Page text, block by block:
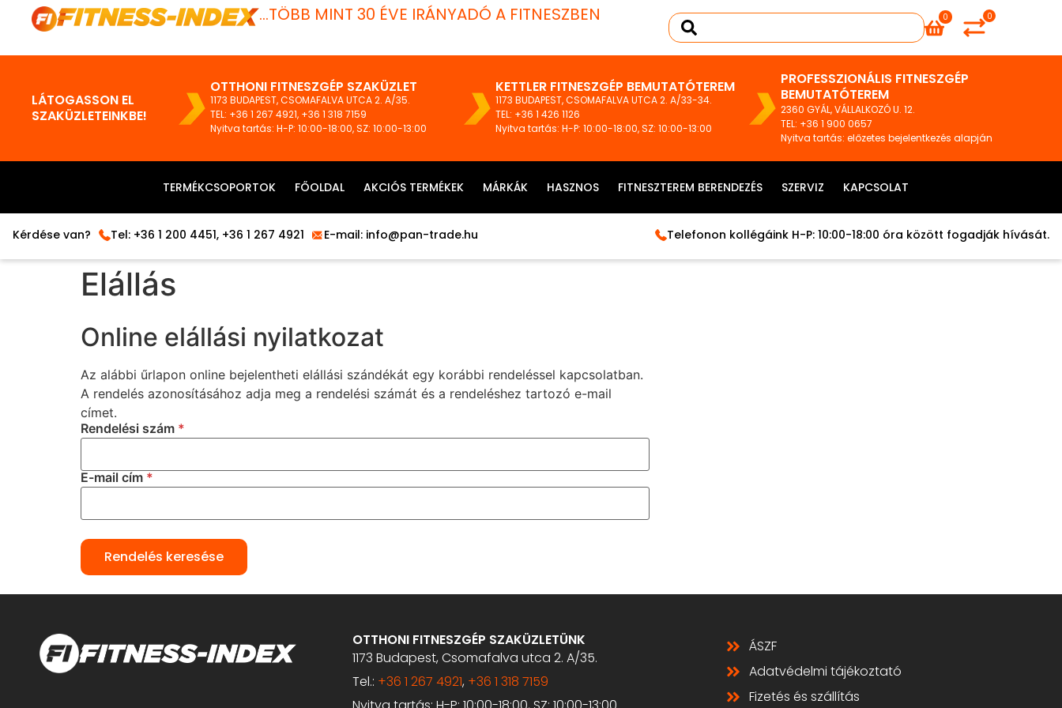
...TÖBB MINT 30 ÉVE IRÁNYADÓ A FITNESZBEN 0 0
LÁTOGASSON EL
SZAKÜZLETEINKBE!
OTTHONI FITNESZGÉP SZAKÜZLET
1173 BUDAPEST, CSOMAFALVA UTCA 2. A/35.
TEL: +36 1 267 4921, +36 1 318 7159
Nyitva tartás: H-P: 10:00-18:00, SZ: 10:00-13:00
KETTLER FITNESZGÉP BEMUTATÓTEREM
1173 BUDAPEST, CSOMAFALVA UTCA 2. A/33-34.
TEL: +36 1 426 1126
Nyitva tartás: H-P: 10:00-18:00, SZ: 10:00-13:00
PROFESSZIONÁLIS FITNESZGÉP
BEMUTATÓTEREM
2360 GYÁL, VÁLLALKOZÓ U. 12.
TEL: +36 1 900 0657
Nyitva tartás: előzetes bejelentkezés alapján
TERMÉKCSOPORTOK FŐOLDAL AKCIÓS TERMÉKEK MÁRKÁK HASZNOS FITNESZTEREM BERENDEZÉS SZERVIZ KAPCSOLAT
Kérdése van? Tel: +36 1 200 4451, +36 1 267 4921 E-mail: info@pan-trade.hu Telefonon kollégáink H-P: 10:00-18:00 óra között fogadják hívását.
Elállás
Online elállási nyilatkozat
Az alábbi űrlapon online bejelentheti elállási szándékát egy korábbi rendeléssel kapcsolatban.
A rendelés azonosításához adja meg a rendelési számát és a rendeléshez tartozó e-mail
címet.
Rendelési szám *
E-mail cím *
Rendelés keresése
OTTHONI FITNESZGÉP SZAKÜZLETÜNK
1173 Budapest, Csomafalva utca 2. A/35.
Tel.: +36 1 267 4921, +36 1 318 7159
ÁSZF
Adatvédelmi tájékoztató
Fizetés és szállítás